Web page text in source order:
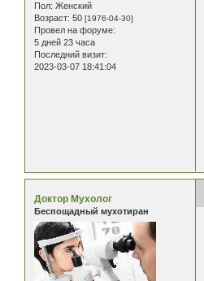
Пол: Женский
Возраст: 50 [1976-04-30]
Провел на форуме:
5 дней 23 часа
Последний визит:
2023-03-07 18:41:04
Доктор Мухолог
Беспощадный мухотиран